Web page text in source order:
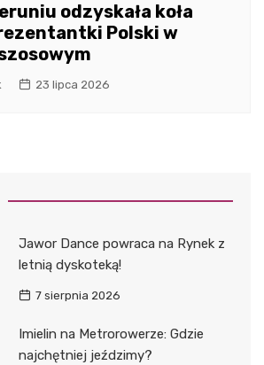
odzyskała koła
Polski w
23 lipca 2026
Jawor Dance powraca na Rynek z
letnią dyskoteką!
7 sierpnia 2026
Imielin na Metrorowerze: Gdzie
najchętniej jeździmy?